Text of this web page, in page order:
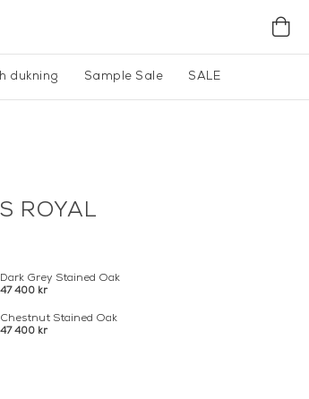
dukning Sample Sale SALE
ROYAL
Dark Grey Stained Oak
47 400 kr
Chestnut Stained Oak
47 400 kr